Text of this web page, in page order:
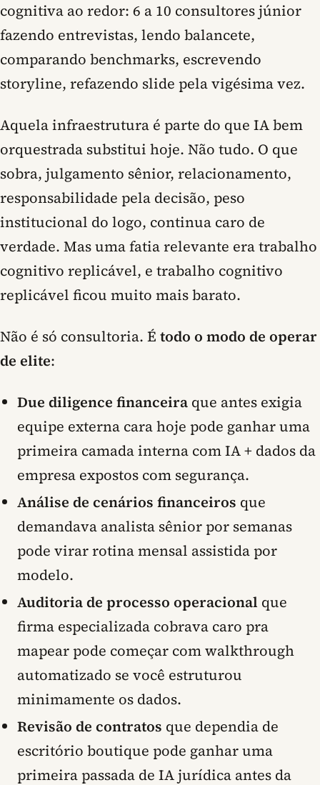
cognitiva ao redor: 6 a 10 consultores júnior
fazendo entrevistas, lendo balancete,
comparando benchmarks, escrevendo
storyline, refazendo slide pela vigésima vez.
Aquela infraestrutura é parte do que IA bem
orquestrada substitui hoje. Não tudo. O que
sobra, julgamento sênior, relacionamento,
responsabilidade pela decisão, peso
institucional do logo, continua caro de
verdade. Mas uma fatia relevante era trabalho
cognitivo replicável, e trabalho cognitivo
replicável ficou muito mais barato.
Não é só consultoria. É todo o modo de operar
de elite:
Due diligence financeira que antes exigia
equipe externa cara hoje pode ganhar uma
primeira camada interna com IA + dados da
empresa expostos com segurança.
Análise de cenários financeiros que
demandava analista sênior por semanas
pode virar rotina mensal assistida por
modelo.
Auditoria de processo operacional que
firma especializada cobrava caro pra
mapear pode começar com walkthrough
automatizado se você estruturou
minimamente os dados.
Revisão de contratos que dependia de
escritório boutique pode ganhar uma
primeira passada de IA jurídica antes da